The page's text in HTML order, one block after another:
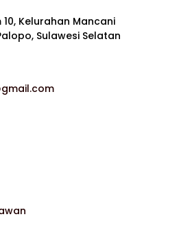
10, Kelurahan Mancani
Sulawesi Selatan